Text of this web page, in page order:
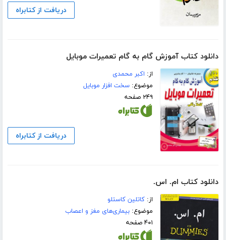
دریافت از کتابراه
دانلود کتاب آموزش گام به گام تعمیرات موبایل
از: اکبر محمدی
موضوع:سخت افزار موبایل
۲۴۹ صفحه
دریافت از کتابراه
دانلود کتاب ام. اس.
از:کاتلین کاستلو
موضوع:بیماری‌های مغز و اعصاب
۴۰۱ صفحه